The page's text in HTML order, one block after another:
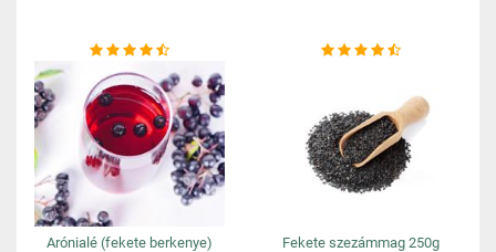
Arónialé (fekete berkenye)
Fekete szezámmag 250g